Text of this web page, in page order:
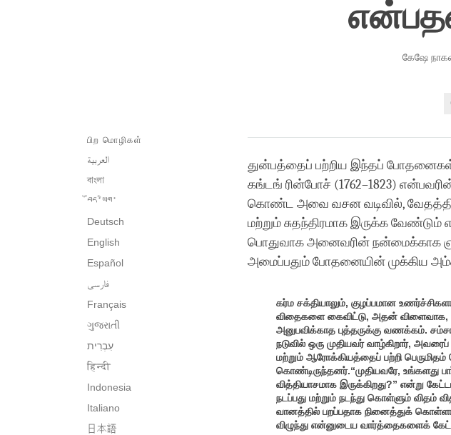
கேஷே
பிற மொழிகள்
العربية
বাংলা
བོད་ཡིག་
Deutsch
English
Español
فارسی
Français
ગુજરાતી
हिन्दी
Indonesia
Italiano
日本語
துன்பத்தைப் பற்றிய இந்தப் போதனைகள்
கங்டங் ரின்போச் (1762–1823)
கொண்ட அவை வசன வடிவில்,
மற்றும் சுதந்திரமாக இருக்க
பொதுவாக அனைவரின் நன்மைக்காக
அமைப்பதும் போதனையின் முக்கிய
கர்ம சக்தியாலும், குழப்பமான
விதைகளை கைவிட்டு, அதன் விளைவாக,
அனுபவிக்காத புத்தருக்கு வணக்கம்.
நடுவில் ஒரு முதியவர் வாழ்கிறார், அவரைப்
மற்றும் ஆரோக்கியத்தைப் பற்றி பெருமிதம்
கொண்டிருந்தனர்.“முதியவரே, உங்களது
வித்தியாசமாக இருக்கிறது?” என்று
நடப்பது மற்றும் நடந்து கொள்ளும் விதம்
வானத்தில் பறப்பதாக நினைத்துக்
விழுந்து என்னுடைய வார்த்தைகளைக்